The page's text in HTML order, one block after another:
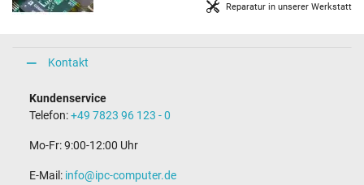
Reparatur in unserer Werkstatt
Kontakt
Kundenservice
Telefon:+49 7823 96 123 - 0
Mo-Fr: 9:00-12:00 Uhr
E-Mail: info@ipc-computer.de